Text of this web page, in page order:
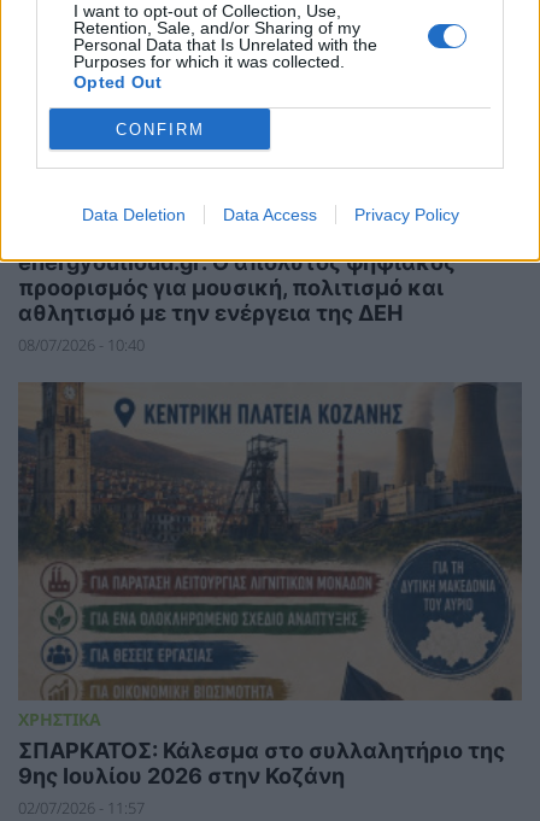
I want to opt-out of Collection, Use,
Retention, Sale, and/or Sharing of my
Personal Data that Is Unrelated with the
Purposes for which it was collected.
Opted Out
CONFIRM
Data Deletion Data Access Privacy Policy
energyoutloud.gr: Ο απόλυτος ψηφιακός
προορισμός για μουσική, πολιτισμό και
αθλητισμό με την ενέργεια της ΔΕΗ
08/07/2026 - 10:40
ΧΡΗΣΤΙΚΑ
ΣΠΑΡΚΑΤΟΣ: Κάλεσμα στο συλλαλητήριο της
9ης Ιουλίου 2026 στην Κοζάνη
02/07/2026 - 11:57